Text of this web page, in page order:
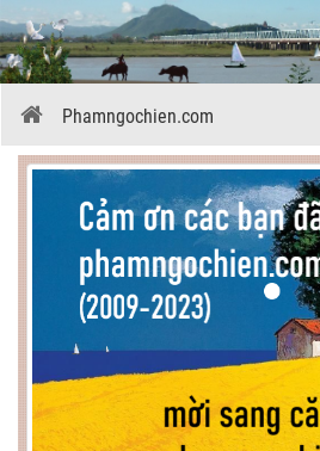
Phamngochien.com